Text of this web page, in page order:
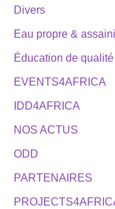
Divers
Eau propre &
Éducation de qualité
EVENTS4AFRICA
IDD4AFRICA
NOS ACTUS
ODD
PARTENAIRES